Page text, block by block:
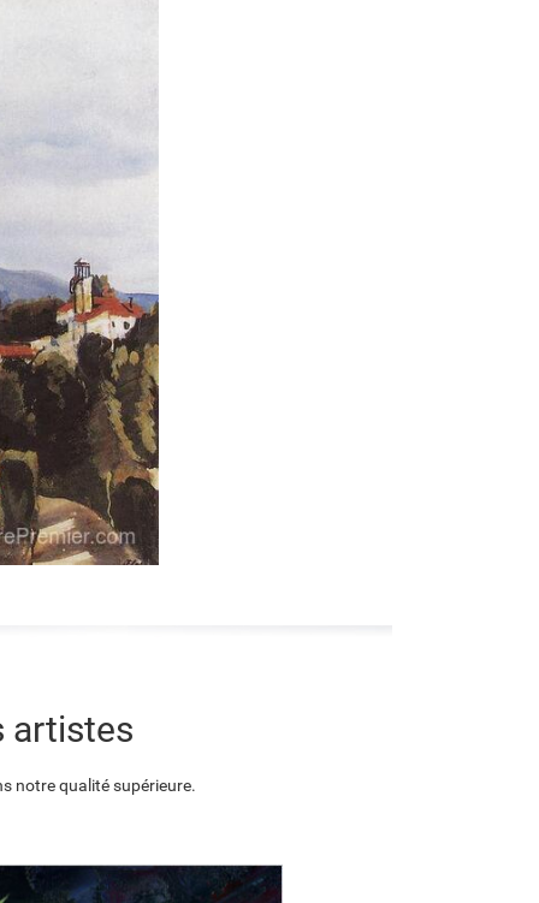
artistes
notre qualité supérieure.